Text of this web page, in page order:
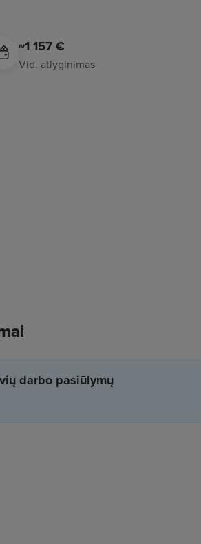
~1 157 €
Vid. atlyginimas
darbo pasiūlymų